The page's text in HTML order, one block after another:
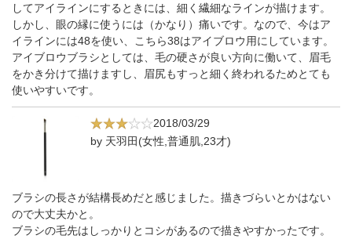
してアイラインにするときには、細く繊細なラインが描けます。
しかし、眼の縁に使うには（かなり）痛いです。なので、今はア
イラインには48を使い、こちら38はアイブロウ用にしています。
アイブロウブラシとしては、毛の硬さが良い方向に働いて、眉毛
をかき分けて描けますし、眉尻もすっと細く終われるためとても
使いやすいです。
2018/03/29
by 天羽田(女性,普通肌,23才)
ブラシの長さが結構長めだと感じました。描きづらいとかはない
ので大丈夫かと。
ブラシの毛先はしっかりとコシがあるので描きやすかったです。